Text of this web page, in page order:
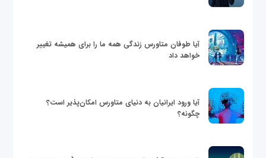
آیا طوفان متاورس زندگی همه ما را برای همیشه تغییر
خواهد داد
آیا ورود ایرانیان به دنیای متاورس امکان‌پذیر است؟
چگونه؟